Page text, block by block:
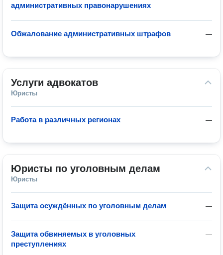
административных правонарушениях
—
Обжалование административных штрафов
Услуги адвокатов
Юристы
—
Работа в различных регионах
Юристы по уголовным делам
Юристы
—
Защита осуждённых по уголовным делам
—
Защита обвиняемых в уголовных
преступлениях